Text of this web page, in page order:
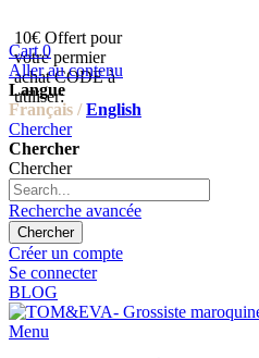
10€ Offert pour
votre permier
achat CODE à
utiliser:
Cart 0
Aller au contenu
Langue
Français / English
Chercher
Chercher
Chercher
Recherche avancée
Chercher
Créer un compte
Se connecter
BLOG
Menu